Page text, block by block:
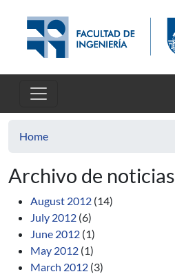
Home
Archivo de noticias
August 2012 (14)
July 2012 (6)
June 2012 (1)
May 2012 (1)
March 2012 (3)